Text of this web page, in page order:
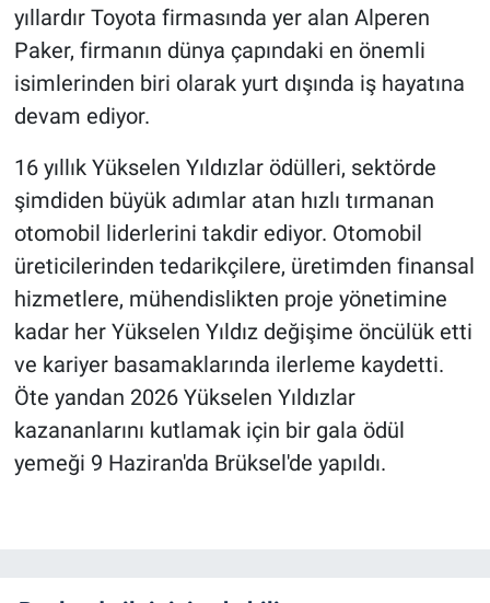
yıllardır Toyota firmasında yer alan Alperen
Paker, firmanın dünya çapındaki en önemli
isimlerinden biri olarak yurt dışında iş hayatına
devam ediyor.
16 yıllık Yükselen Yıldızlar ödülleri, sektörde
şimdiden büyük adımlar atan hızlı tırmanan
otomobil liderlerini takdir ediyor. Otomobil
üreticilerinden tedarikçilere, üretimden finansal
hizmetlere, mühendislikten proje yönetimine
kadar her Yükselen Yıldız değişime öncülük etti
ve kariyer basamaklarında ilerleme kaydetti.
Öte yandan 2026 Yükselen Yıldızlar
kazananlarını kutlamak için bir gala ödül
yemeği 9 Haziran'da Brüksel'de yapıldı.